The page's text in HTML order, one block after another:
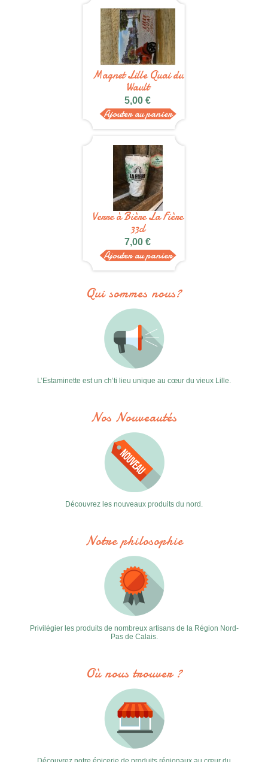
Magnet Lille Quai du
Wault
5,00 €
Ajouter au panier
Verre à Bière La Fière
33cl
7,00 €
Ajouter au panier
Qui sommes nous?
L’Estaminette est un ch’ti lieu unique au cœur du vieux Lille.
Nos Nouveautés
Découvrez les nouveaux produits du nord.
Notre philosophie
Privilégier les produits de nombreux artisans de la Région Nord-
Pas de Calais.
Où nous trouver ?